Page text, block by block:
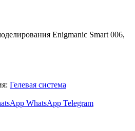
Enigmanic Smart 006,
Гелевая система
WhatsApp Telegram